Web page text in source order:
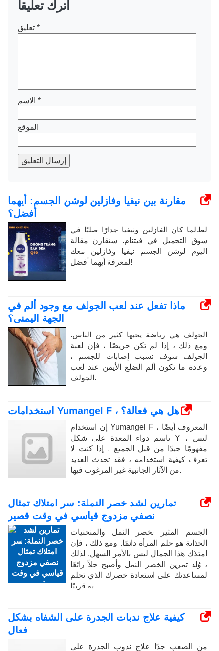
اترك تعليقاً
*
*
الموقع
إرسال التعليق
مقارنة بين نيفيا وفازلين لوشن الجسم: أيهما
أفضل؟
لطالما كان الفازلين ونيفيا جدارًا صلبًا في
سوق التجميل في فيتنام. ستقارن مقالة
اليوم لوشن الجسم نيفيا وفازلين معك
لمعرفة أيهما أفضل!
ماذا تفعل عند لعب الجولف مع وجود ألم في
الجهة اليمنى؟
الجولف هي رياضة يحبها كثير من الناس.
ومع ذلك ، إذا لم تكن حريصًا ، فإن لعبة
الجولف سوف تسبب إصابات للجسم ،
وعادة ما تكون ألم الضلع الأيمن عند لعب
الجولف.
استخدامات Yumangel F ، هل هي فعالة؟
إن استخدام Yumangel F ، المعروف أيضًا
باسم دواء المعدة على شكل Y ، ليس
مفهومًا جيدًا من قبل الجميع ، إذا كنت لا
تعرف كيفية استخدامه ، فقد تحدث العديد
من الآثار الجانبية غير المرغوب فيها.
تمارين لشد خصر النملة: سر امتلاك تمثال
نصفي مزدوج قياسي في وقت قصير
الجسم المثير بخصر النمل والمنحنيات
الجذابة هو حلم المرأة دائمًا. ومع ذلك ، فإن
امتلاك هذا الجمال ليس بالأمر السهل. لذلك
، وُلد تمرين الخصر النمل وأصبح حلاً رائعًا
لمساعدتك على استعادة خصرك الذي تحلم
به قريبًا.
كيفية علاج ندبات الجدرة على الشفاه بشكل
فعال
من الصعب جدًا علاج ندوب الجدرة على